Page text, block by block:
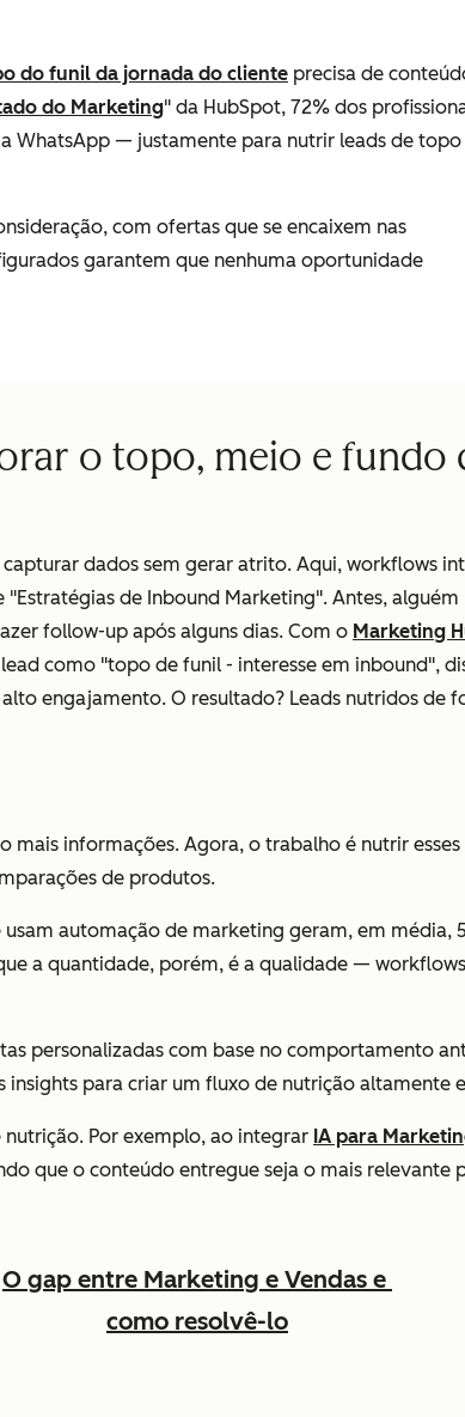
do funil da jornada do cliente precisa de
do Marketing" da HubSpot, 72% dos
WhatsApp — justamente para nutrir leads de topo
com ofertas que se encaixem nas
garantem que nenhuma oportunidade
o topo, meio e fundo
dados sem gerar atrito. Aqui, workflows
de Inbound Marketing". Antes,
follow-up após alguns dias. Com o Marketing
como "topo de funil - interesse em inbound",
engajamento. O resultado? Leads nutridos de
mais informações. Agora, o trabalho é nutrir
de produtos.
automação de marketing geram, em
a quantidade, porém, é a qualidade —
personalizadas com base no comportamento
insights para criar um fluxo de nutrição altamente
Por exemplo, ao integrar IA para
que o conteúdo entregue seja o mais relevante
O gap entre Marketing e Vendas e
como resolvê-lo